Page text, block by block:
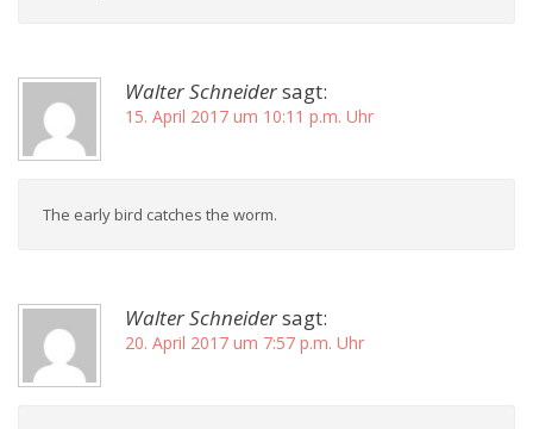
Walter Schneidersagt:
15. April 2017 um 10:11 p.m. Uhr
The early bird catches the worm.
Walter Schneidersagt:
20. April 2017 um 7:57 p.m. Uhr